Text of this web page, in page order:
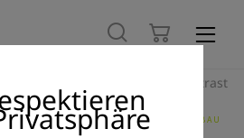
Hoher Kontrast
& ZUBEHÖR PROFILE TROCKENBAU